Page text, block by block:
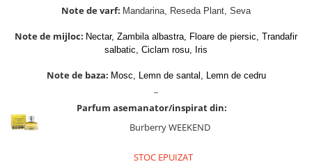
Zirconia
Note de varf: Mandarina, Reseda Plant, Seva
Note de mijloc: Nectar, Zambila albastra, Floare de piersic, Trandafir
salbatic, Ciclam rosu, Iris
Note de baza: Mosc, Lemn de santal, Lemn de cedru
Parfum asemanator/inspirat din:
Burberry WEEKEND
STOC EPUIZAT